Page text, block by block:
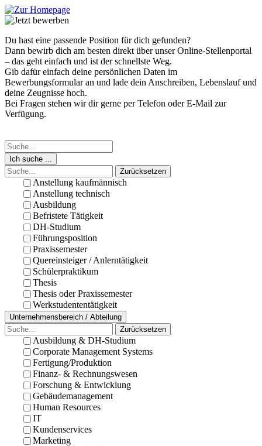
Du hast eine passende Position für dich gefunden?
Dann bewirb dich am besten direkt über unser Online-Stellenportal
– das geht einfach und ist der schnellste Weg.
Gib dafür einfach deine persönlichen Daten im
Bewerbungsformular an und lade dein Anschreiben, Lebenslauf und
deine Zeugnisse hoch.
Bei Fragen stehen wir dir gerne per Telefon oder E-Mail zur
Verfügung.
Ich suche ...
Zurücksetzen
Anstellung kaufmännisch
Anstellung technisch
Ausbildung
Befristete Tätigkeit
DH-Studium
Führungsposition
Praxissemester
Quereinsteiger / Anlerntätigkeit
Schülerpraktikum
Thesis
Thesis oder Praxissemester
Werkstudententätigkeit
Unternehmensbereich / Abteilung
Zurücksetzen
Ausbildung & DH-Studium
Corporate Management Systems
Fertigung/Produktion
Finanz- & Rechnungswesen
Forschung & Entwicklung
Gebäudemanagement
Human Resources
IT
Kundenservices
Marketing